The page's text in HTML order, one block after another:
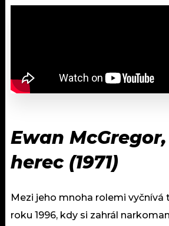
Ewan
herec (1971)
Mezi jeho mnoha rolemi vyčnívá
roku 1996, kdy si zahrál